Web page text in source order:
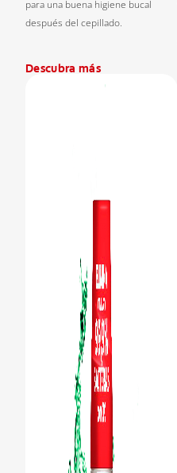
para una buena higiene bucal
después del cepillado.
Descubra más